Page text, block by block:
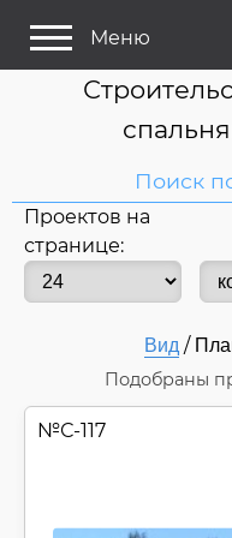
Меню
Поиск
Я ищу:
Дом
Название
Строитель/
Стиль проекта
Только проекты
Площадь
Проектов на
странице:
Вид /
Подобраны
№С-117